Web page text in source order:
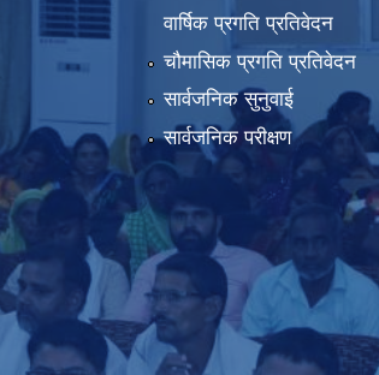
वार्षिक प्रगति प्रतिवेदन
चौमासिक प्रगति प्रतिवेदन
सार्वजनिक सुनुवाई
सार्वजनिक परीक्षण